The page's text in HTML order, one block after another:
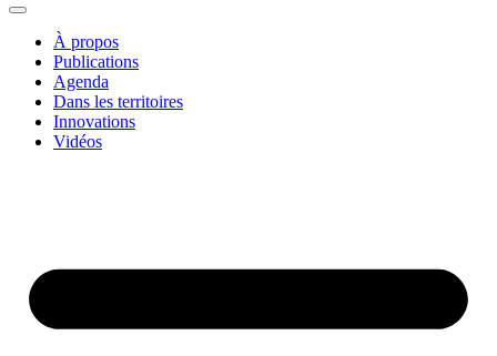
À propos
Publications
Agenda
Dans les territoires
Innovations
Vidéos